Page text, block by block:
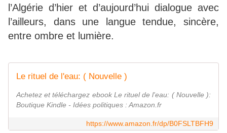
l’Algérie d’hier et d’aujourd’hui dialogue avec
l’ailleurs, dans une langue tendue, sincère,
entre ombre et lumière.
Le rituel de l'eau: ( Nouvelle )
Achetez et téléchargez ebook Le rituel de l'eau: ( Nouvelle ):
Boutique Kindle - Idées politiques : Amazon.fr
https://www.amazon.fr/dp/B0FSLTBFH9